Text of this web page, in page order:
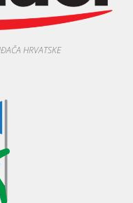
HRVATSKE